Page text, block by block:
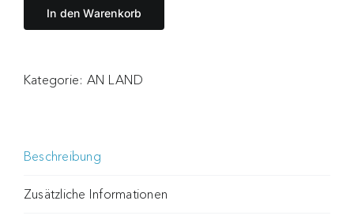
In den Warenkorb
Kategorie: AN LAND
Beschreibung
Zusätzliche Informationen